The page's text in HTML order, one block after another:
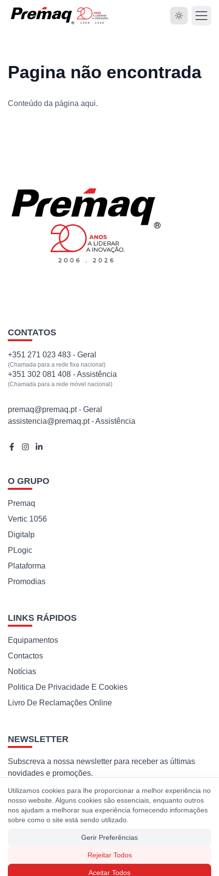
SOBRE
EQUIPAMENTOS
SERVIÇOS
CONTACTOS
Pagina não encontrada
Conteúdo da página aqui.
CONTATOS
+351 271 023 483 - Geral
(Chamada para a rede fixa nacional)
+351 302 081 408 - Assistência
(Chamada para a rede móvel nacional)
premaq@premaq.pt - Geral
assistencia@premaq.pt - Assistência
O GRUPO
Premaq
Vertic 1056
Digitalp
PLogic
Plataforma
Promodias
LINKS RÁPIDOS
Equipamentos
Contactos
Notícias
Politica De Privacidade E Cookies
Livro De Reclamações Online
NEWSLETTER
Subscreva a nossa newsletter para receber as últimas
novidades e promoções.
Subscrever
Ao subscrever, concorda com a nossa política de privacidade e
© 2026 Premaq. Todos os direitos reservados. Desenvolvido por
Utilizamos cookies para lhe proporcionar a melhor experiência no
nosso website. Alguns cookies são essenciais, enquanto outros
nos ajudam a melhorar sua experiência fornecendo informações
sobre como o site está sendo utilizado.
Gerir Preferências
Rejeitar Todos
Aceitar Todos